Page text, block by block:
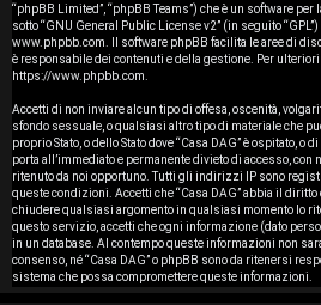
n
t
i
s
e
n
z
“phpBB Limited”, “phpBB Teams”) che è un software
sotto “GNU General Public License v2” (in seguito
www.phpbb.com . Il software phpBB facilita le aree di
è responsabile dei contenuti e della gestione. Per
https://www.phpbb.com
Accetti di non inviare alcun tipo di offesa, oscenità,
sfondo sessuale, o qualsiasi altro tipo di materiale che
proprio Stato, o dello Stato dove “Casa DAG” è ospitato, o
porta all’immediato e permanente divieto di accesso, con
ritenuto da noi opportuno. Tutti gli indirizzi IP sono
queste condizioni. Accetti che “Casa DAG” abbia il
chiudere qualsiasi argomento in qualsiasi momento lo
questo servizio, accetti che ogni informazione (dato
in un database. Al contempo queste informazioni non
consenso, né “Casa DAG” o phpBB sono da ritenersi
sistema che possa compromettere queste informazioni.